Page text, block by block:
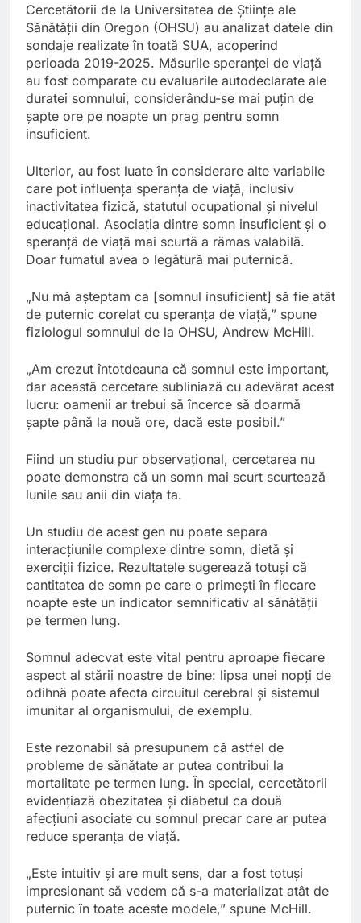
Cercetătorii de la Universitatea de Științe ale
Sănătății din Oregon (OHSU) au analizat datele din
sondaje realizate în toată SUA, acoperind
perioada 2019-2025. Măsurile speranței de viață
au fost comparate cu evaluarile autodeclarate ale
duratei somnului, considerându-se mai puțin de
șapte ore pe noapte un prag pentru somn
insuficient.
Ulterior, au fost luate în considerare alte variabile
care pot influența speranța de viață, inclusiv
inactivitatea fizică, statutul ocupational și nivelul
educațional. Asociația dintre somn insuficient și o
speranță de viață mai scurtă a rămas valabilă.
Doar fumatul avea o legătură mai puternică.
„Nu mă așteptam ca [somnul insuficient] să fie atât
de puternic corelat cu speranța de viață,” spune
fiziologul somnului de la OHSU, Andrew McHill.
„Am crezut întotdeauna că somnul este important,
dar această cercetare subliniază cu adevărat acest
lucru: oamenii ar trebui să încerce să doarmă
șapte până la nouă ore, dacă este posibil.”
Fiind un studiu pur observațional, cercetarea nu
poate demonstra că un somn mai scurt scurtează
lunile sau anii din viața ta.
Un studiu de acest gen nu poate separa
interacțiunile complexe dintre somn, dietă și
exerciții fizice. Rezultatele sugerează totuși că
cantitatea de somn pe care o primești în fiecare
noapte este un indicator semnificativ al sănătății
pe termen lung.
Somnul adecvat este vital pentru aproape fiecare
aspect al stării noastre de bine: lipsa unei nopți de
odihnă poate afecta circuitul cerebral și sistemul
imunitar al organismului, de exemplu.
Este rezonabil să presupunem că astfel de
probleme de sănătate ar putea contribui la
mortalitate pe termen lung. În special, cercetătorii
evidențiază obezitatea și diabetul ca două
afecțiuni asociate cu somnul precar care ar putea
reduce speranța de viață.
„Este intuitiv și are mult sens, dar a fost totuși
impresionant să vedem că s-a materializat atât de
puternic în toate aceste modele,” spune McHill.